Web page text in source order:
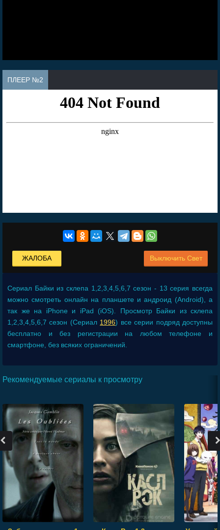
ПЛЕЕР №2
Выключить Свет
ЖАЛОБА
Сериал Байки из склепа 1,2,3,4,5,6,7 сезон - 13 серия всегда
можно смотреть онлайн на планшете и андроид (Android), а
так же на iPhone и iPad (iOS). Просмотр Байки из склепа
1,2,3,4,5,6,7 сезон (Сериал 1996) все серии подряд доступны
бесплатно и без регистрации на любом телефоне и
смартфоне, без всяких ограничений.
Рекомендуемые сериалы к просмотру